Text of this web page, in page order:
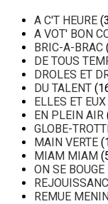
A C'T HEURE
A VOT' BON
BRIC-A-BRAC
DE TOUS
DROLES ET
DU TALENT
ELLES ET EUX
EN PLEIN AIR
GLOBE-
MAIN VERTE
MIAM MIAM
ON SE BOUGE
REMUE